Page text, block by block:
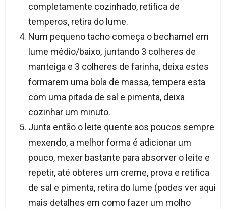
completamente cozinhado, retifica de
temperos, retira do lume.
Num pequeno tacho começa o bechamel em
lume médio/baixo, juntando 3 colheres de
manteiga e 3 colheres de farinha, deixa estes
formarem uma bola de massa, tempera esta
com uma pitada de sal e pimenta, deixa
cozinhar um minuto.
Junta então o leite quente aos poucos sempre
mexendo, a melhor forma é adicionar um
pouco, mexer bastante para absorver o leite e
repetir, até obteres um creme, prova e retifica
de sal e pimenta, retira do lume (podes ver aqui
mais detalhes em como fazer um molho